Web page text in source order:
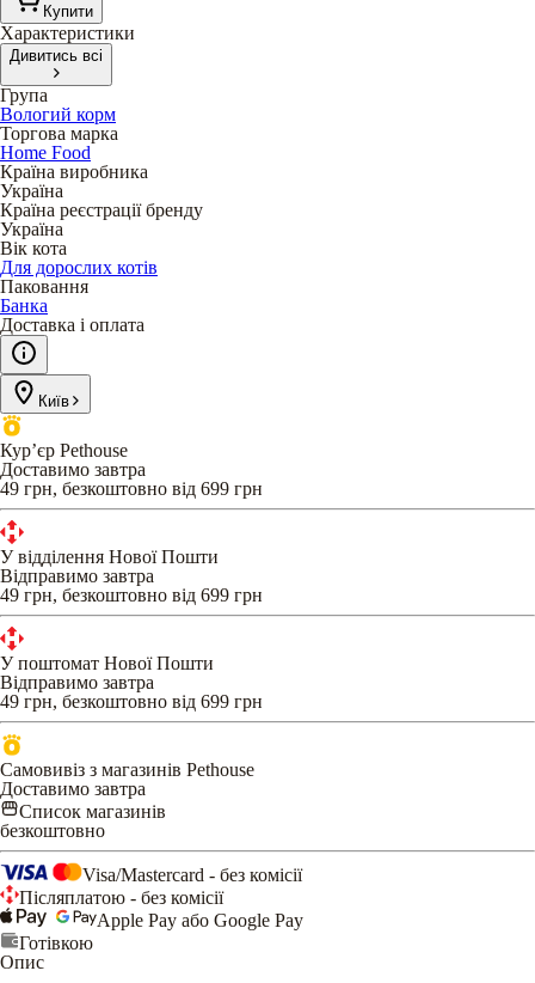
Купити
Характеристики
Дивитись всі
Група
Вологий корм
Торгова марка
Home Food
Країна виробника
Україна
Країна реєстрації бренду
Україна
Вік кота
Для дорослих котів
Паковання
Банка
Доставка і оплата
Київ
Кур’єр Pethouse
Доставимо завтра
49 грн, безкоштовно від 699 грн
У відділення Нової Пошти
Відправимо завтра
49 грн, безкоштовно від 699 грн
У поштомат Нової Пошти
Відправимо завтра
49 грн, безкоштовно від 699 грн
Самовивіз з магазинів Pethouse
Доставимо завтра
Список магазинів
безкоштовно
Visa/Mastercard - без комісії
Післяплатою - без комісії
Apple Pay або Google Pay
Готівкою
Опис